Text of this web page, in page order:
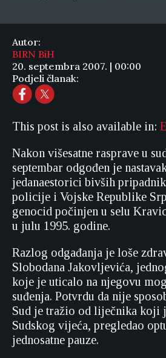
Autor:
BIRN BiH
20. septembra 2007. | 00:00
Podjeli članak:
This post is also available in:
Nakon višesatne rasprave u
septembar odgođen je
jedanaestorici bivših
policije i Vojske Republike
genocid počinjen u selu
u julu 1995. godine.
Razlog odgađanja je loše
Slobodana Jakovljevića,
koje je uticalo na njegovu
suđenja. Potvrdu da nije
Sud je tražio od liječnika koji
Sudskog vijeća, pregledao
jednosatne pauze.